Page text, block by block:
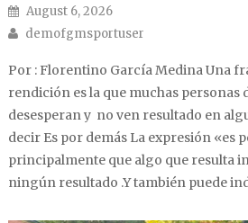
Posted on
August 6, 2026
Author
demofgmsportuser
Por : Florentino García Medina Una
rendición es la que muchas personas
desesperan y no ven resultado en
decir Es por demás La expresión «es
principalmente que algo que resulta
ningún resultado .Y también puede